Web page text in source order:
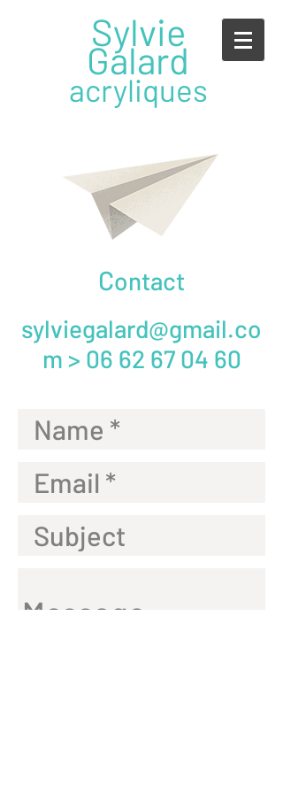
Sylvie
Galard
acryliques
Contact
sylviegalard@gmail.co
m > 06 62 67 04 60